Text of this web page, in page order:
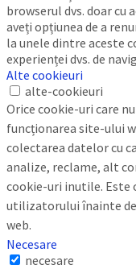
browserul dvs. doar cu
aveți opțiunea de a
la unele dintre aceste
experienței dvs. de
Alte cookieuri
alte-cookieuri
Orice cookie-uri care
funcționarea site-ului
colectarea datelor cu
analize, reclame, alt
cookie-uri inutile.
utilizatorului înainte de
web.
Necesare
necesare